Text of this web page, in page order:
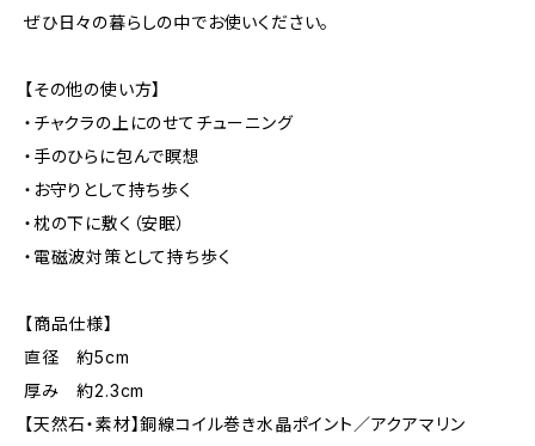
ぜひ日々の暮らしの中でお使いください。
【その他の使い方】
・チャクラの上にのせてチューニング
・手のひらに包んで瞑想
・お守りとして持ち歩く
・枕の下に敷く（安眠）
・電磁波対策として持ち歩く
【商品仕様】
直径 約5cm
厚み 約2.3cm
【天然石・素材】銅線コイル巻き水晶ポイント／アクアマリン